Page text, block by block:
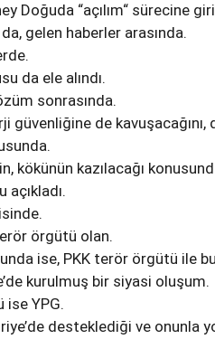
Doğuda “açılım“ sürecine
gelen haberler arasında.
da ele alındı.
sonrasında.
güvenliğine de
kökünün kazılacağı
açıkladı.
örgütü olan.
ise, PKK terör örgütü ile
kurulmuş bir siyasi oluşum.
ise YPG.
desteklediği ve onunla